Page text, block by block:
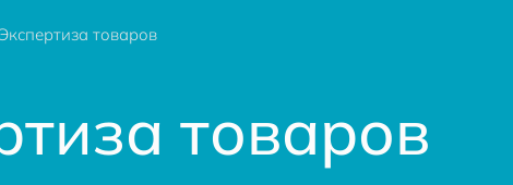
Экспертиза товаров
товаров